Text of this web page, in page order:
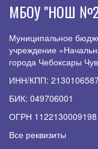
МБОУ "НОШ
Муниципальное
учреждение
города Чебоксары
ИНН/КПП:
БИК: 049706001
ОГРН 1122130009198
Все реквизиты